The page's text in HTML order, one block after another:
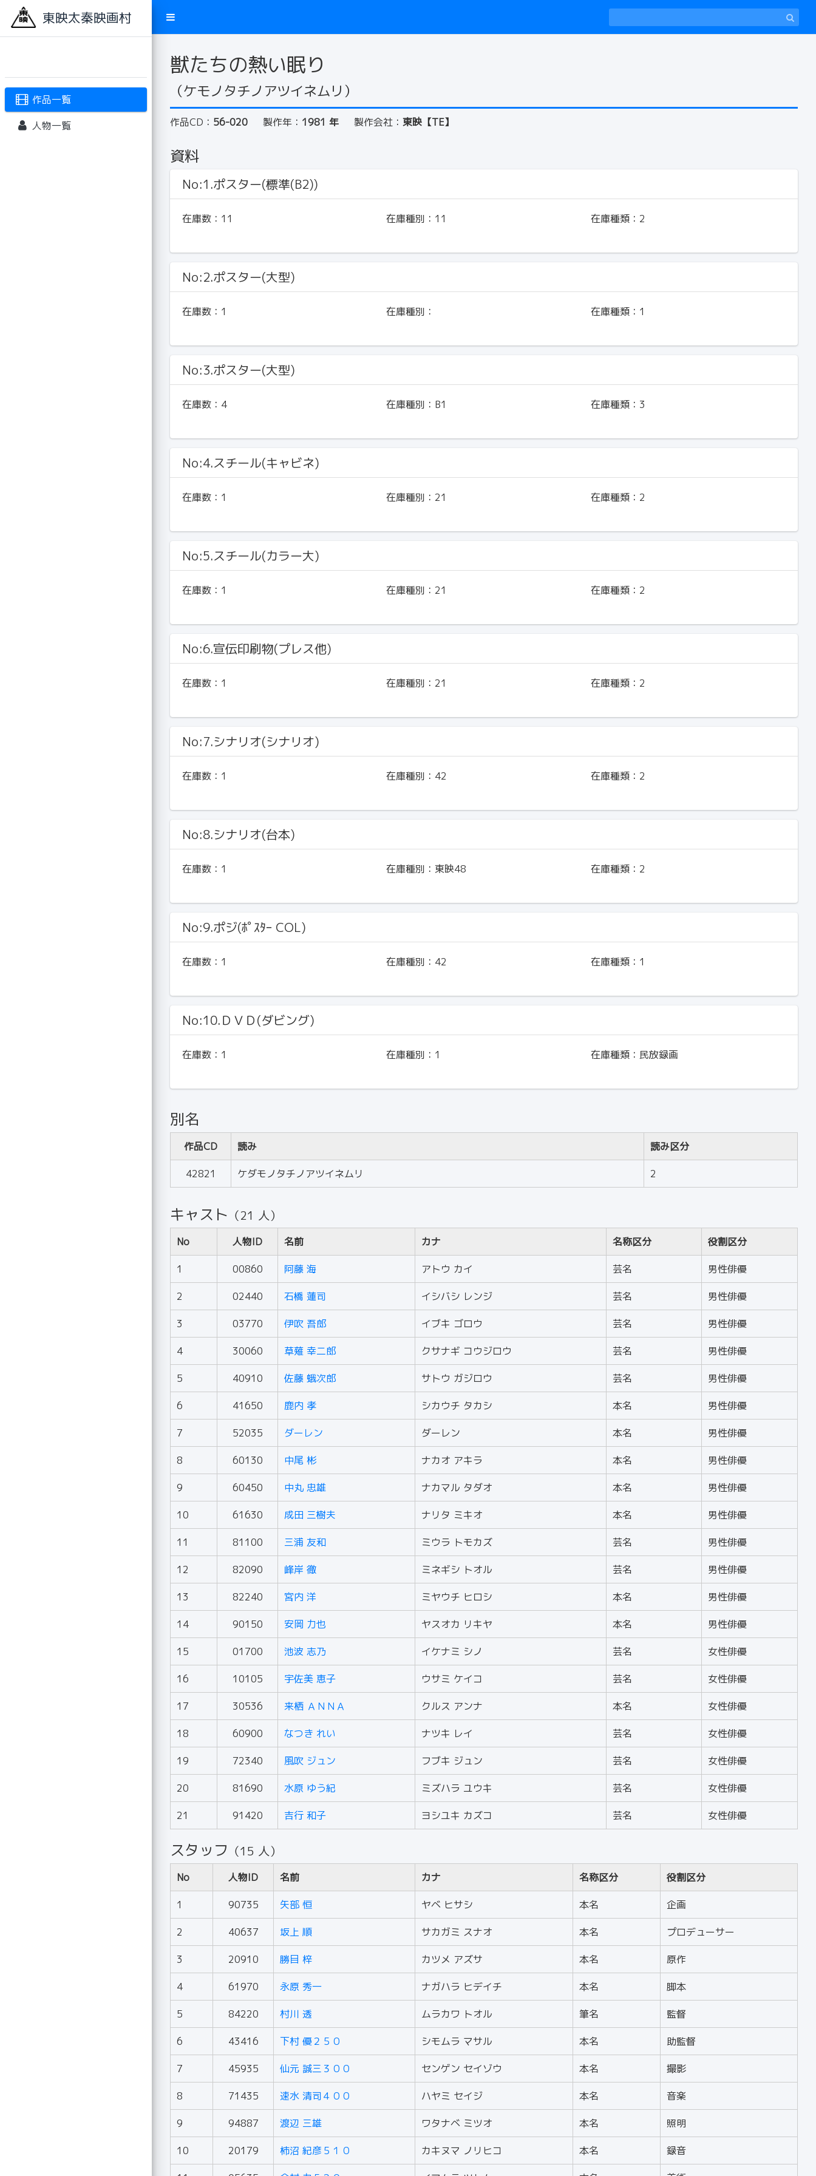
東映太秦映画村
作品一覧
人物一覧
獣たちの熱い眠り
（ケモノタチノアツイネムリ）
作品CD： 56-020 製作年： 1981 年 製作会社： 東映【TE】
資料
No:1.ポスター(標準(B2))
在庫数： 11 在庫種別： 11 在庫種類： 2
No:2.ポスター(大型)
在庫数： 1 在庫種別： 在庫種類： 1
No:3.ポスター(大型)
在庫数： 4 在庫種別： B1 在庫種類： 3
No:4.スチール(キャビネ)
在庫数： 1 在庫種別： 21 在庫種類： 2
No:5.スチール(カラー大)
在庫数： 1 在庫種別： 21 在庫種類： 2
No:6.宣伝印刷物(プレス他)
在庫数： 1 在庫種別： 21 在庫種類： 2
No:7.シナリオ(シナリオ)
在庫数： 1 在庫種別： 42 在庫種類： 2
No:8.シナリオ(台本)
在庫数： 1 在庫種別：東映48 在庫種類： 2
No:9.ポジ(ﾎﾟｽﾀｰ COL)
在庫数： 1 在庫種別： 42 在庫種類： 1
No:10.ＤＶＤ(ダビング)
在庫数： 1 在庫種別： 1 在庫種類： 民放録画
別名
作品CD 読み 読み区分
42821 ケダモノタチノアツイネムリ 2
キャスト （21 人）
No 人物ID 名前 カナ 名称区分 役割区分
1 00860 阿藤 海 アトウ カイ 芸名 男性俳優
2 02440 石橋 蓮司 イシバシ レンジ 芸名 男性俳優
3 03770 伊吹 吾郎 イブキ ゴロウ 芸名 男性俳優
4 30060 草薙 幸二郎 クサナギ コウジロウ 芸名 男性俳優
5 40910 佐藤 蛾次郎 サトウ ガジロウ 芸名 男性俳優
6 41650 鹿内 孝 シカウチ タカシ 本名 男性俳優
7 52035 ダーレン ダーレン 本名 男性俳優
8 60130 中尾 彬 ナカオ アキラ 本名 男性俳優
9 60450 中丸 忠雄 ナカマル タダオ 本名 男性俳優
10 61630 成田 三樹夫 ナリタ ミキオ 本名 男性俳優
11 81100 三浦 友和 ミウラ トモカズ 芸名 男性俳優
12 82090 峰岸 徹 ミネギシ トオル 芸名 男性俳優
13 82240 宮内 洋 ミヤウチ ヒロシ 本名 男性俳優
14 90150 安岡 力也 ヤスオカ リキヤ 本名 男性俳優
15 01700 池波 志乃 イケナミ シノ 芸名 女性俳優
16 10105 宇佐美 恵子 ウサミ ケイコ 芸名 女性俳優
17 30536 来栖 ＡＮＮＡ クルス アンナ 本名 女性俳優
18 60900 なつき れい ナツキ レイ 芸名 女性俳優
19 72340 風吹 ジュン フブキ ジュン 芸名 女性俳優
20 81690 水原 ゆう紀 ミズハラ ユウキ 芸名 女性俳優
21 91420 吉行 和子 ヨシユキ カズコ 芸名 女性俳優
スタッフ （15 人）
No 人物ID 名前 カナ 名称区分 役割区分
1 90735 矢部 恒 ヤベ ヒサシ 本名 企画
2 40637 坂上 順 サカガミ スナオ 本名 プロデューサー
3 20910 勝目 梓 カツメ アズサ 本名 原作
4 61970 永原 秀一 ナガハラ ヒデイチ 本名 脚本
5 84220 村川 透 ムラカワ トオル 筆名 監督
6 43416 下村 優２５０ シモムラ マサル 本名 助監督
7 45935 仙元 誠三３００ センゲン セイゾウ 本名 撮影
8 71435 速水 清司４００ ハヤミ セイジ 本名 音楽
9 94887 渡辺 三雄 ワタナベ ミツオ 本名 照明
10 20179 柿沼 紀彦５１０ カキヌマ ノリヒコ 本名 録音